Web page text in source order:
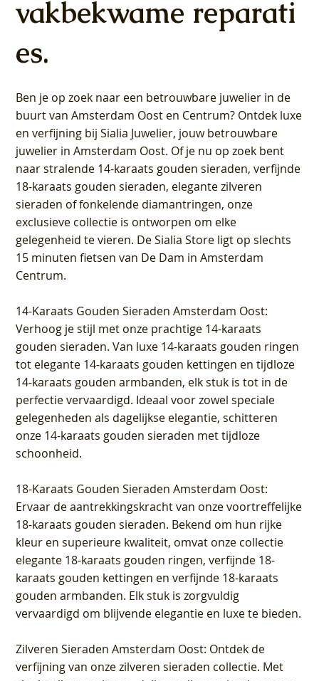
vakbekwame reparati
es.
Ben je op zoek naar een betrouwbare juwelier in de
buurt van Amsterdam Oost en Centrum? Ontdek luxe
en verfijning bij Sialia Juwelier, jouw betrouwbare
juwelier in Amsterdam Oost. Of je nu op zoek bent
naar stralende 14-karaats gouden sieraden, verfijnde
18-karaats gouden sieraden, elegante zilveren
sieraden of fonkelende diamantringen, onze
exclusieve collectie is ontworpen om elke
gelegenheid te vieren. De Sialia Store ligt op slechts
15 minuten fietsen van De Dam in Amsterdam
Centrum.
14-Karaats Gouden Sieraden Amsterdam Oost:
Verhoog je stijl met onze prachtige 14-karaats
gouden sieraden. Van luxe 14-karaats gouden ringen
tot elegante 14-karaats gouden kettingen en tijdloze
14-karaats gouden armbanden, elk stuk is tot in de
perfectie vervaardigd. Ideaal voor zowel speciale
gelegenheden als dagelijkse elegantie, schitteren
onze 14-karaats gouden sieraden met tijdloze
schoonheid.
18-Karaats Gouden Sieraden Amsterdam Oost:
Ervaar de aantrekkingskracht van onze voortreffelijke
18-karaats gouden sieraden. Bekend om hun rijke
kleur en superieure kwaliteit, omvat onze collectie
elegante 18-karaats gouden ringen, verfijnde 18-
karaats gouden kettingen en verfijnde 18-karaats
gouden armbanden. Elk stuk is zorgvuldig
vervaardigd om blijvende elegantie en luxe te bieden.
Zilveren Sieraden Amsterdam Oost: Ontdek de
verfijning van onze zilveren sieraden collectie. Met